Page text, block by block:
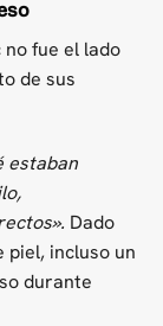
fue el lado
de sus
estaban
Dado
piel, incluso un
durante